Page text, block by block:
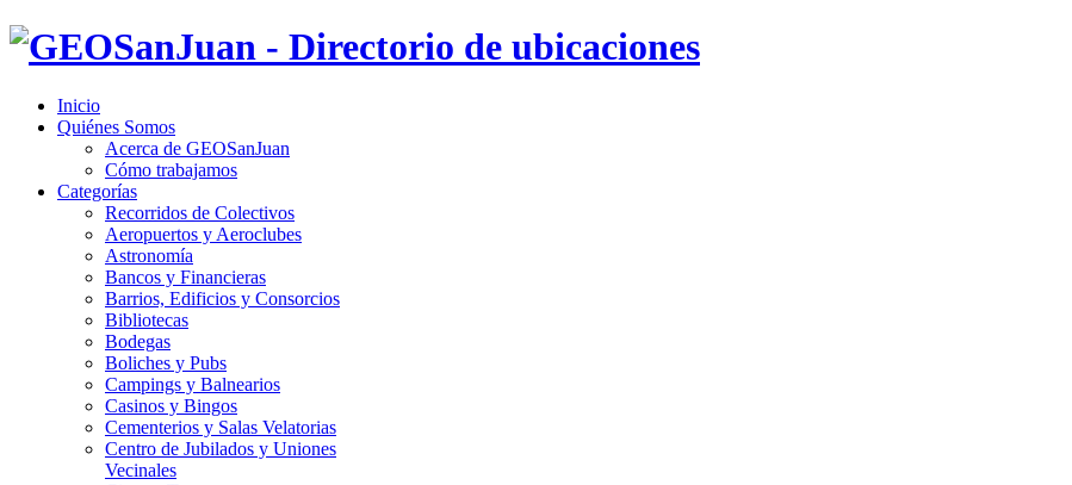
Inicio
Quiénes Somos
Acerca de GEOSanJuan
Cómo trabajamos
Categorías
Recorridos de Colectivos
Aeropuertos y Aeroclubes
Astronomía
Bancos y Financieras
Barrios, Edificios y Consorcios
Bibliotecas
Bodegas
Boliches y Pubs
Campings y Balnearios
Casinos y Bingos
Cementerios y Salas Velatorias
Centro de Jubilados y Uniones
Vecinales